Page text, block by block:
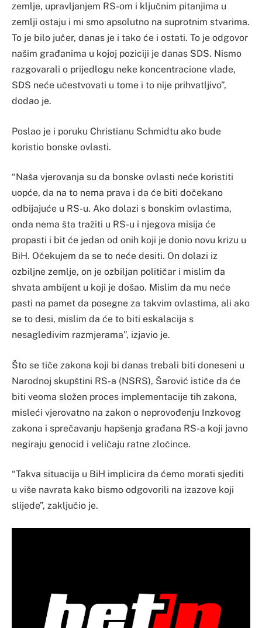
zemlje, upravljanjem RS-om i ključnim pitanjima u
zemlji ostaju i mi smo apsolutno na suprotnim stvarima.
To je bilo jučer, danas je i tako će i ostati. To je odgovor
našim građanima u kojoj poziciji je danas SDS. Nismo
razgovarali o prijedlogu neke koncentracione vlade,
SDS neće učestvovati u tome i to nije prihvatljivo”,
dodao je.
Poslao je i poruku Christianu Schmidtu ako bude
koristio bonske ovlasti.
“Naša vjerovanja su da bonske ovlasti neće koristiti
uopće, da na to nema prava i da će biti dočekano
odbijajuće u RS-u. Ako dolazi s bonskim ovlastima,
onda nema šta tražiti u RS-u i njegova misija će
propasti i bit će jedan od onih koji je donio novu krizu u
BiH. Očekujem da se to neće desiti. On dolazi iz
ozbiljne zemlje, on je ozbiljan političar i mislim da
shvata ambijent u koji je došao. Mislim da mu neće
pasti na pamet da posegne za takvim ovlastima, ali ako
se to desi, mislim da će to biti eskalacija s
nesagledivim razmjerama”, izjavio je.
Što se tiče zakona koji bi danas trebali biti doneseni u
Narodnoj skupštini RS-a (NSRS), Šarović ističe da će
biti veoma složen proces implementacije tih zakona,
misleći vjerovatno na zakon o neprovođenju Inzkovog
zakona i sprečavanju hapšenja građana RS-a koji javno
negiraju genocid i veličaju ratne zločince.
“Takva situacija u BiH implicira da ćemo morati sjediti
u više navrata kako bismo odgovorili na izazove koji
slijede”, zaključio je.